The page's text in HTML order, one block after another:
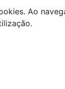
Ao